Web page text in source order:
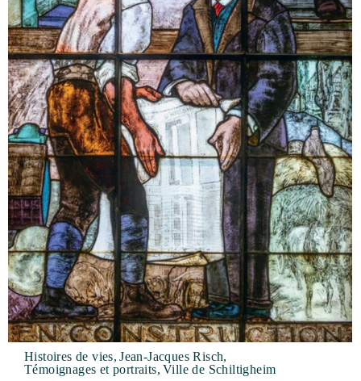
Histoires de vies, Jean-Jacques Risch,
Témoignages et portraits, Ville de Schiltigheim